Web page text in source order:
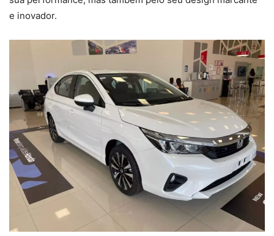
e inovador.